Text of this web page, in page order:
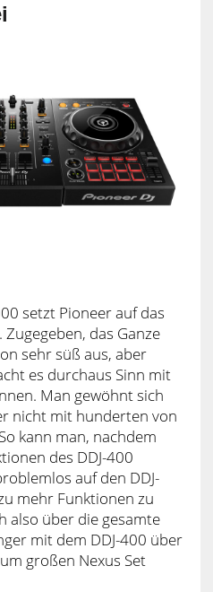
setzt Pioneer auf das
das Ganze
sehr süß aus, aber
es durchaus Sinn mit
Man gewöhnt sich
nicht mit hunderten von
kann man, nachdem
des DDJ-400
auf den DDJ-
mehr Funktionen zu
also über die gesamte
mit dem DDJ-400 über
großen Nexus Set